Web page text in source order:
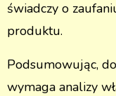
świadczy o
produktu.
Podsumowując,
wymaga analizy